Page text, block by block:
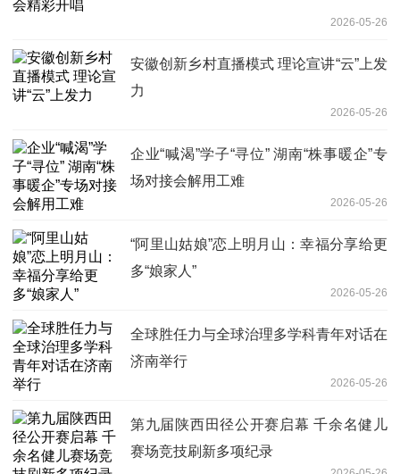
2026-05-26
安徽创新乡村直播模式 理论宣讲“云”上发
力
2026-05-26
企业“喊渴”学子“寻位” 湖南“株事暖企”专
场对接会解用工难
2026-05-26
“阿里山姑娘”恋上明月山：幸福分享给更
多“娘家人”
2026-05-26
全球胜任力与全球治理多学科青年对话在
济南举行
2026-05-26
第九届陕西田径公开赛启幕 千余名健儿
赛场竞技刷新多项纪录